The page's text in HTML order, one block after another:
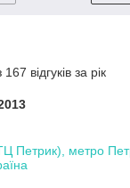
відгуків за рік
Петрик), метро